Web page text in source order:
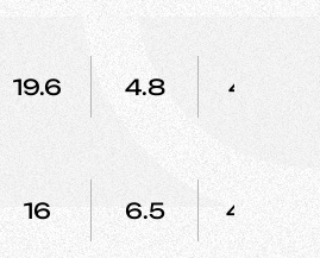
19.6 4.8 42.1
16 6.5 47.2